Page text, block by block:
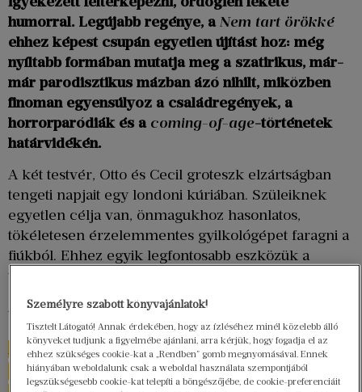
humorral. Legújabb regénye, aNem tart örökké
ehhez képest csupán egyetlen újítást hoz: még
nyíltabb formában mutatja meg a szatirikus, már-
már parodisztikus mázban ázó nihilt, miközben
finoman egyensúlyoz a családregények, a
horrorparódiák és a coming-of-age-történetek
határvidékén.
A két testvér, Otto és Cecil groteszk elzártságban
tengeti napjait egy londoni kúriában. Szüleiknek
egyetlen célja van, önmagukhoz hasonlatos,
tökéletesen érzelemmentes gyilkológépet faragni a
fiúkból. Ehhez egyik legfontosabb eszközük a
televízió, melyben brutális képsorok pörögnek,
hogy megmutassák a testvéreknek a világ azon
bestiális arcát, melyek a magukévá kell tenniük.
Mondhatni tipikus palahniuk-i alaphelyzet,
ugyanakkor tűpontos karikatúrája az erkölcsi
Személyre szabott könyvajánlatok!
Tisztelt Látogató! Annak érdekében, hogy az ízléséhez minél közelebb álló
könyveket tudjunk a figyelmébe ajánlani, arra kérjük, hogy fogadja el az
ehhez szükséges cookie-kat a „Rendben” gomb megnyomásával. Ennek
hiányában weboldalunk csak a weboldal használata szempontjából
legszükségesebb cookie-kat telepíti a böngészőjébe, de cookie-preferenciáit